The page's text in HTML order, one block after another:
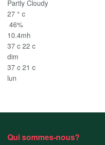
Partly Cloudy
27 ° c
46%
10.4mh
37 c 22 c
dim
37 c 21 c
lun
Qui sommes-nous?